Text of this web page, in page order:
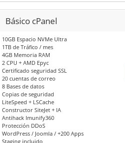
Básico cPanel
10GB Espacio NVMe Ultra
1TB de Tráfico / mes
4GB Memoria RAM
2 CPU + AMD Epyc
Certificado seguridad SSL
20 cuentas de correo
8 Bases de datos
Copias de seguridad
LiteSpeed + LSCache
Constructor SiteJet + IA
Antihack Imunify360
Protección DDoS
WordPress / Joomla / +200 Apps
Staging incluido